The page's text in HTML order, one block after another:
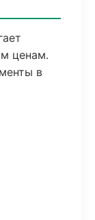
ценам.
в